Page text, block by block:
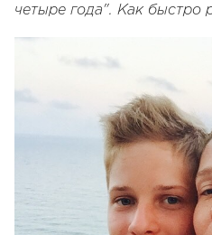
четыре года". Как быстро